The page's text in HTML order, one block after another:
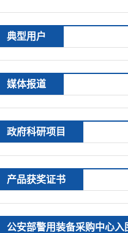
典型用户
媒体报道
政府科研项目
产品获奖证书
公安部警用装备采购中心入